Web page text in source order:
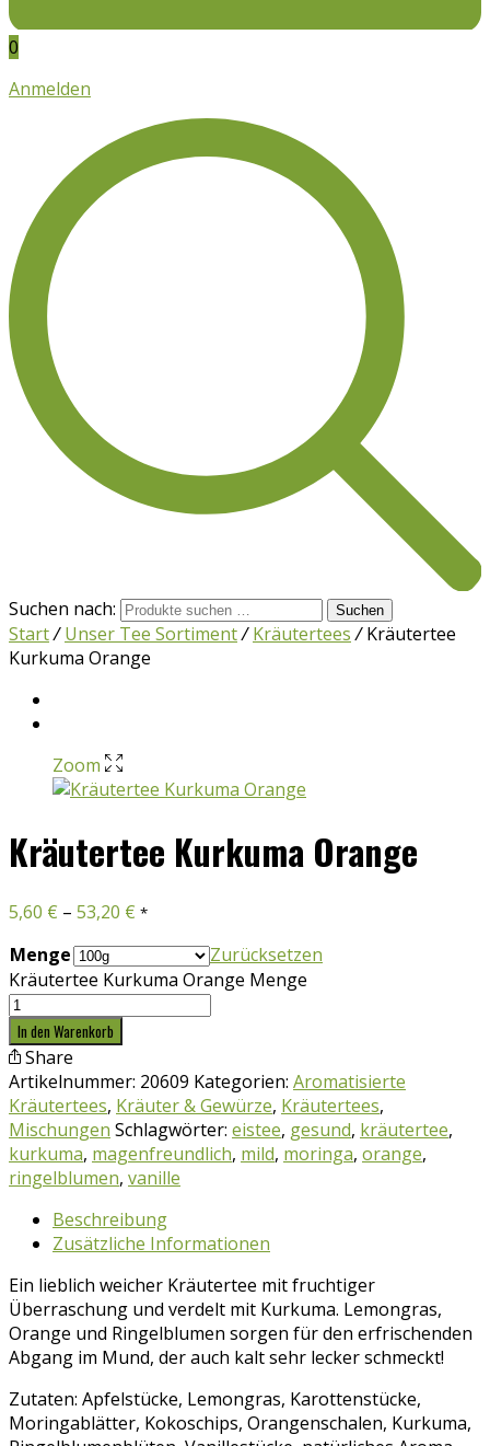
0
Anmelden
Suchen nach: Suchen
Start/ Unser Tee Sortiment/ Kräutertees /Kräutertee
Kurkuma Orange
Zoom
Kräutertee Kurkuma Orange
5,60 € – 53,20 € *
Menge
Zurücksetzen
Kräutertee Kurkuma Orange Menge
In den Warenkorb
Share
Artikelnummer: 20609 Kategorien: Aromatisierte
Kräutertees, Kräuter & Gewürze, Kräutertees,
Mischungen Schlagwörter: eistee, gesund, kräutertee,
kurkuma, magenfreundlich, mild, moringa, orange,
ringelblumen, vanille
Beschreibung
Zusätzliche Informationen
Ein lieblich weicher Kräutertee mit fruchtiger
Überraschung und verdelt mit Kurkuma. Lemongras,
Orange und Ringelblumen sorgen für den erfrischenden
Abgang im Mund, der auch kalt sehr lecker schmeckt!
Zutaten: Apfelstücke, Lemongras, Karottenstücke,
Moringablätter, Kokoschips, Orangenschalen, Kurkuma,